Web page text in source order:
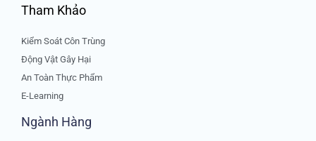
Tham Khảo
Kiểm Soát Côn Trùng
Động Vật Gây Hại
An Toàn Thực Phẩm
E-Learning
Ngành Hàng